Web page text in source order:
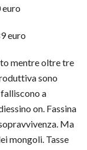
euro
mentre oltre tre
sono
a
on. Fassina
Ma
mongoli. Tasse